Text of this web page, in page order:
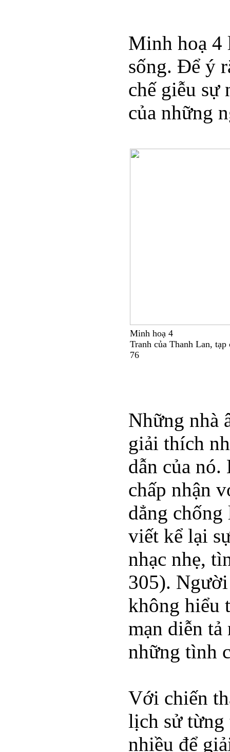
Minh hoạ 4
sống. Để ý
chế giễu sự
của những
Minh hoạ 4
Tranh của Thanh Lan,
76
Những nhà
giải thích
dẫn của
chấp nhận
dẳng
viết kể lại
nhạc nhẹ,
305).
không hiểu
mạn diễn
những tình
Với chiến
lịch sử từng
nhiều để